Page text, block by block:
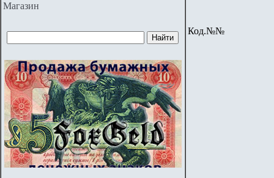
Магазин
Код.№№